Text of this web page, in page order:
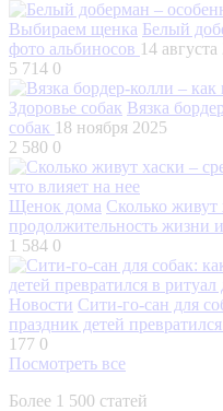
Выбираем щенка Белый
фото альбиносов 14 августа
5 714 0
Здоровье собак Вязка
собак 18 ноября 2025
2 580 0
Щенок дома Сколько живут
продолжительность жизни
1 584 0
Новости Сити-го-сан для
праздник детей
177 0
Посмотреть все
Более 1 500 статей